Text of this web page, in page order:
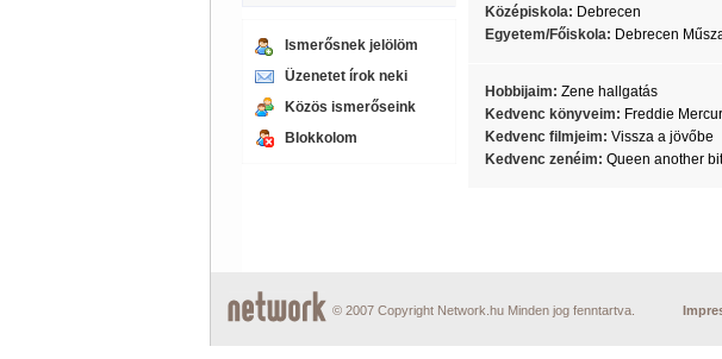
Ismerősnek jelölöm
Üzenetet írok neki
Közös ismerőseink
Blokkolom
Középiskola: Debrecen
Egyetem/Főiskola: Debrecen
Hobbijaim: Zene hallgatás
Kedvenc könyveim: Freddie
Kedvenc filmjeim: Vissza a jövőbe
Kedvenc zenéim: Queen another
© 2007 Copyright Network.hu Minden jog fenntartva.